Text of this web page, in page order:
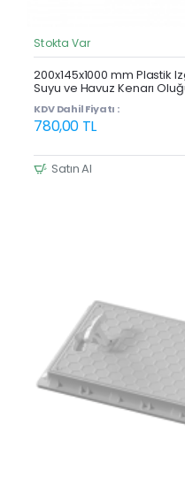
Stokta Var
200x145x1000 mm Plastik
Suyu ve Havuz Kenarı
KDV Dahil Fiyatı :
780,00 TL
Satın Al